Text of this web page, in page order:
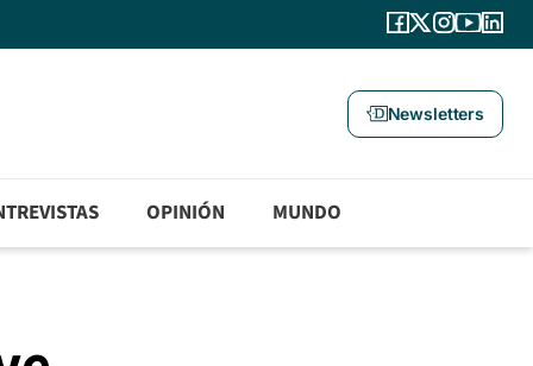
Newsletters
OPINIÓN MUNDO